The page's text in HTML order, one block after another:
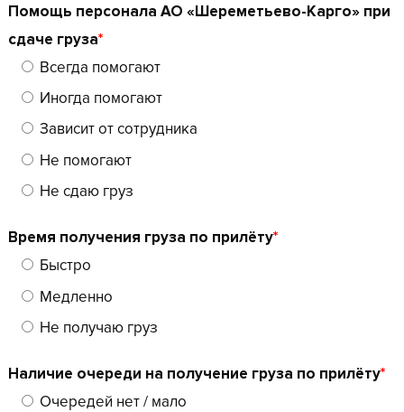
Помощь персонала АО «Шереметьево-Карго» при
сдаче груза*
Всегда помогают
Иногда помогают
Зависит от сотрудника
Не помогают
Не сдаю груз
Время получения груза по прилёту*
Быстро
Медленно
Не получаю груз
Наличие очереди на получение груза по прилёту*
Очередей нет / мало